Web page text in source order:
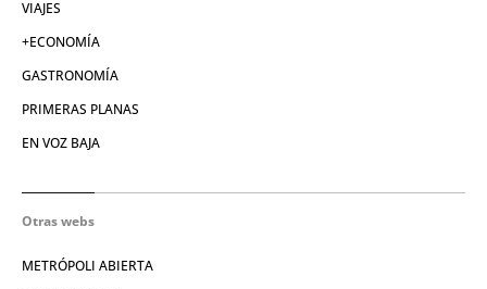
VIAJES
+ECONOMÍA
GASTRONOMÍA
PRIMERAS PLANAS
EN VOZ BAJA
Otras webs
METRÓPOLI ABIERTA